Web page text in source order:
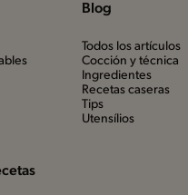
Blog
Todos los artículos
Cocción y técnica
Ingredientes
Recetas caseras
Tips
Utensílios